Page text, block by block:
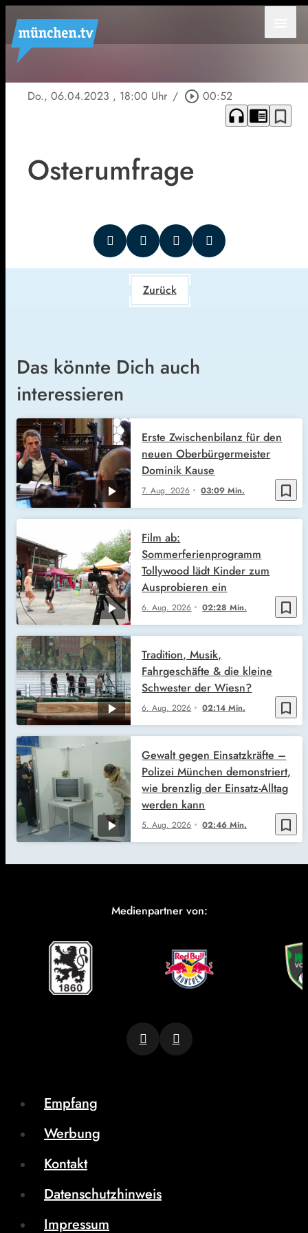
Do., 06.04.2023 , 18:00 Uhr / play_circle_outline 00:52
headphones chrome_reader_mode bookmark_border
Osterumfrage
Zurück
Das könnte Dich auch
interessieren
bookmark_border
7. Aug. 2026 03:09 Min.
Erste Zwischenbilanz für den
neuen Oberbürgermeister
Dominik Kause
bookmark_border
6. Aug. 2026 02:28 Min.
Film ab:
Sommerferienprogramm
Tollywood lädt Kinder zum
Ausprobieren ein
bookmark_border
6. Aug. 2026 02:14 Min.
Tradition, Musik,
Fahrgeschäfte & die kleine
Schwester der Wiesn?
bookmark_border
5. Aug. 2026 02:46 Min.
Gewalt gegen Einsatzkräfte –
Polizei München demonstriert,
wie brenzlig der Einsatz-Alltag
werden kann
Medienpartner von:
Empfang
Werbung
Kontakt
Datenschutzhinweis
Impressum